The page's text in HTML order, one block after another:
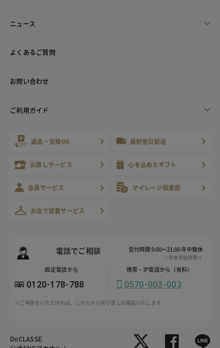
ニュース
よくあるご質問
お問い合わせ
ご利用ガイド
返品・交換OK 最短翌日配送
お直しサービス 心を込めたギフト
会員サービス マイレージ倶楽部
お店で試着サービス
電話でご相談 受付時間 9:00～21:00 年中無休
※年末年始等除く
固定電話から
0120-178-788
携帯・IP電話から（有料）
0570-003-003
※ご申告をいただければ、こちらから折り返しお電話いたします
DoCLASSE